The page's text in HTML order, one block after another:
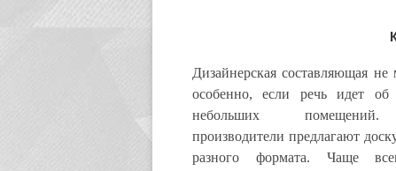
Дизайнерская составляющая не
особенно, если речь идет об
небольших
производители предлагают
разного формата. Чаще